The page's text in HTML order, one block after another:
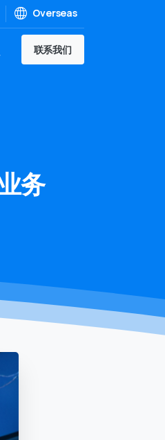
Overseas
联系我们
务